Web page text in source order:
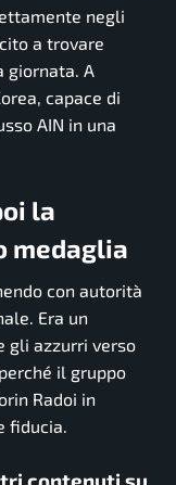
negli
a trovare
giornata. A
capace di
AIN in una
la
medaglia
con autorità
Era un
gli azzurri verso
il gruppo
Radoi in
fiducia.